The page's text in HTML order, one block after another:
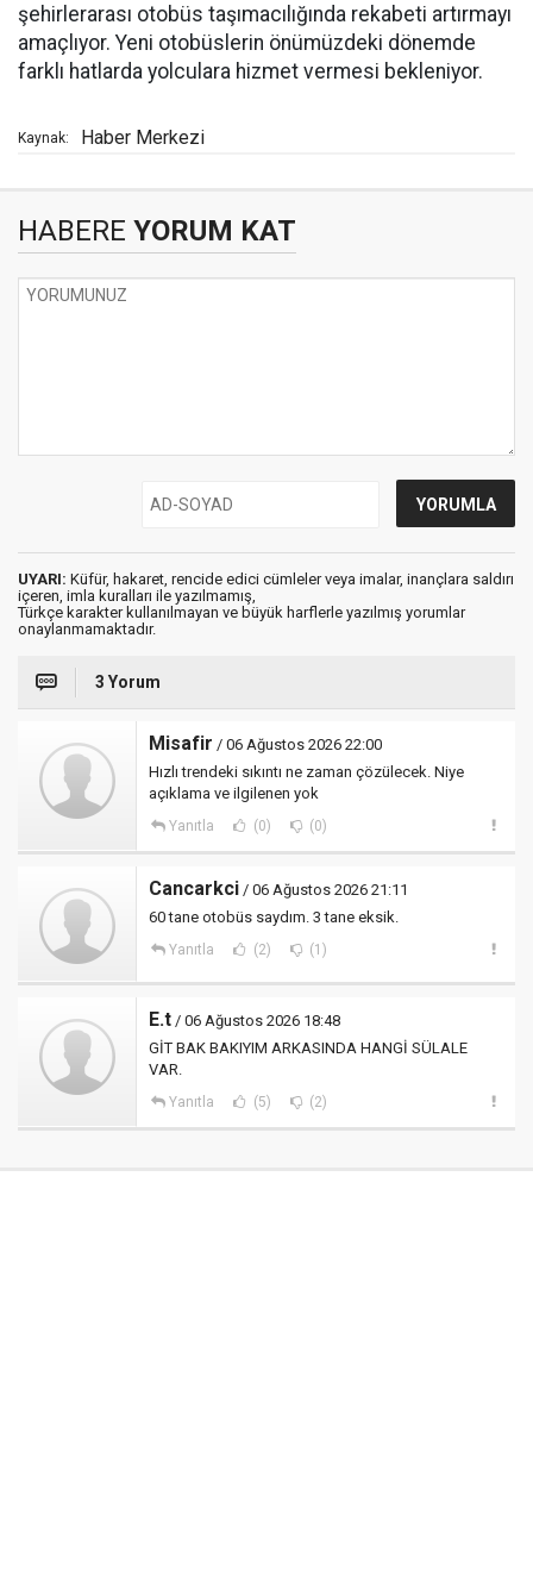
şehirlerarası otobüs taşımacılığında rekabeti artırmayı
amaçlıyor. Yeni otobüslerin önümüzdeki dönemde
farklı hatlarda yolculara hizmet vermesi bekleniyor.
Kaynak: Haber Merkezi
HABERE YORUM KAT
UYARI: Küfür, hakaret, rencide edici cümleler veya imalar, inançlara saldırı
içeren, imla kuralları ile yazılmamış,
Türkçe karakter kullanılmayan ve büyük harflerle yazılmış yorumlar
onaylanmamaktadır.
3 Yorum
Misafir / 06 Ağustos 2026 22:00
Hızlı trendeki sıkıntı ne zaman çözülecek. Niye
açıklama ve ilgilenen yok
Yanıtla (0) (0)
Cancarkci / 06 Ağustos 2026 21:11
60 tane otobüs saydım. 3 tane eksik.
Yanıtla (2) (1)
E.t / 06 Ağustos 2026 18:48
GİT BAK BAKIYIM ARKASINDA HANGİ SÜLALE
VAR.
Yanıtla (5) (2)